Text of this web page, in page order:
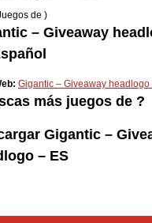
de )
– Giveaway
Gigantic – Giveaway headlogo
más juegos de ?
Gigantic –
– ES